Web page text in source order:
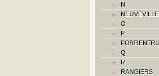
N
NEUVEVILLE
O
P
Q
R
RANGIERS